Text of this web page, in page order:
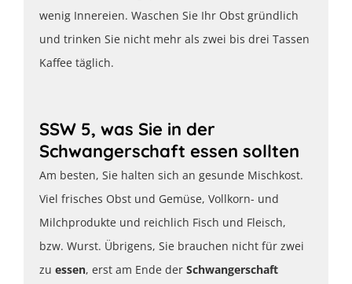
wenig Innereien. Waschen Sie Ihr Obst gründlich
und trinken Sie nicht mehr als zwei bis drei Tassen
Kaffee täglich.
SSW 5, was Sie in der
Schwangerschaft essen sollten
Am besten, Sie halten sich an gesunde Mischkost.
Viel frisches Obst und Gemüse, Vollkorn- und
Milchprodukte und reichlich Fisch und Fleisch,
bzw. Wurst. Übrigens, Sie brauchen nicht für zwei
zu essen, erst am Ende der Schwangerschaft